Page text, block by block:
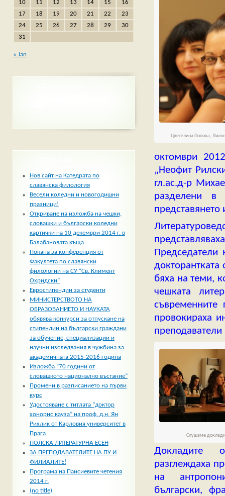
Цветелина Попова,
октомври
„Неофит
гл.ас.д-р
разделени в
бяха на теми,
чешката
съвременните
провокираха
преподаватели
Слушаме
Докладите
разглеждаха
на
български,
10
11 12 13 14 15
16
17
18 19 20 21 22
23
24
25 26 27 28 29
30
31
« Jan
Нов сайт на Катедрата по
славянска филология
Весели коледни и новогодишни
празници!
Откриване на изложба на чешки,
словашки и български коледни
картички на 10 декември 2014 г. в
Балабановата къща
Покана за конференция от
Факултета по славянски
филологии на СУ “Св. Климент
Охридски”
Евростипендии за студенти
МИНИСТЕРСТВОТО НА
ОБРАЗОВАНИЕТО И НАУКАТА
обявява конкурси за отпускане на
стипендии на български граждани
за обучение, специализации и
научни изследвания в чужбина за
академичната 2015-2016 година
Изложба “70 години от
словашкото национално въстание”
Промени в разписанието на първи
курс
Удостояване с титлата “доктор
хонорис кауза” на проф. д.н. Ян
Рихлик от Карловия университет в
Прага
ПОЛСКА ЛИТЕРАТУРНА ЕСЕН
ЗА ПРЕПОДАВАТЕЛИТЕ НА ПУ И
ФИЛИАЛИТЕ!
Програма на Паисиевите четения
2014 г.
(no title)